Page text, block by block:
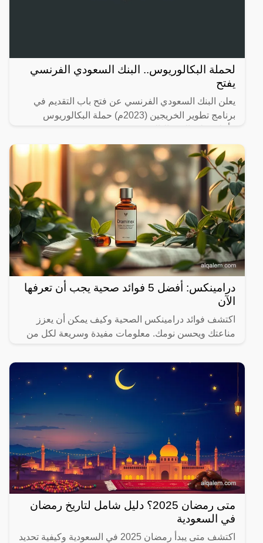
لحملة البكالوريوس.. البنك السعودي الفرنسي
يفتح
يعلن البنك السعودي الفرنسي عن فتح باب التقديم في
برنامج تطوير الخريجين (2023م) حملة البكالوريوس
درامينكس: أفضل 5 فوائد صحية يجب أن تعرفها
الآن
اكتشف فوائد درامينكس الصحية وكيف يمكن أن يعزز
مناعتك ويحسن نومك. معلومات مفيدة وسريعة لكل من
متى رمضان 2025؟ دليل شامل لتاريخ رمضان
في السعودية
اكتشف متى يبدأ رمضان 2025 في السعودية وكيفية تحديد